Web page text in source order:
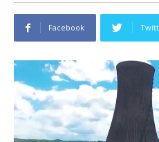
Facebook